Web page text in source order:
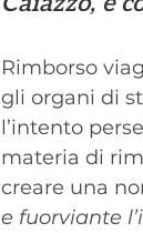
Rimborso
gli organi di
l’intento
materia di
creare una
e fuorviante